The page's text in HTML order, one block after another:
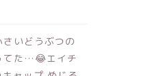
いどうぶつの
てた…😂エイチ